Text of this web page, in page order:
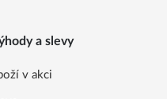
a slevy
v akci